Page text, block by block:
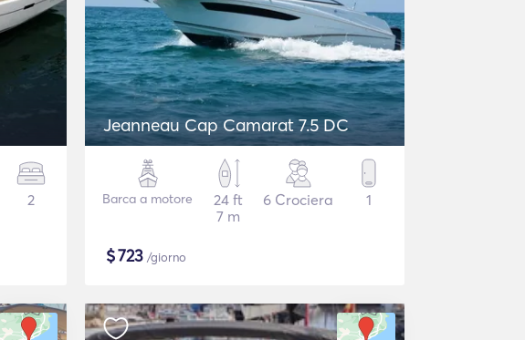
2
Jeanneau Cap Camarat 7.5 DC
Barca a motore
24 ft
7 m
6 Crociera 1
$723 /giorno